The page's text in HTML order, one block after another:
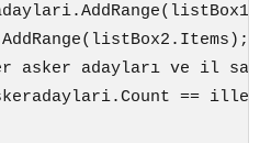
asker adayları ve il
==